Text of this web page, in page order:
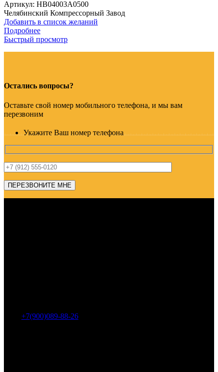
Артикул: HB04003A0500
Челябинский Компрессорный Завод
Добавить в список желаний
Подробнее
Быстрый просмотр
Остались вопросы?
Оставьте свой номер мобильного телефона, и мы вам
перезвоним
Укажите Ваш номер телефона
+7(900)089-88-26